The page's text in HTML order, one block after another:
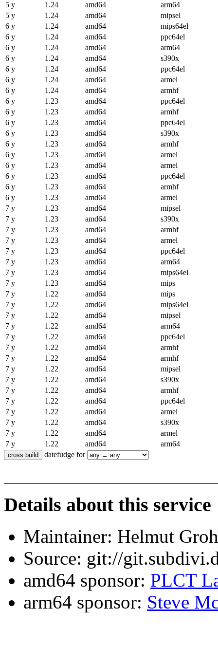
5 y
1.24 amd64
arm64
5 y
1.24 amd64
mipsel
6 y
1.24 amd64
mips64el
6 y
1.24 amd64
ppc64el
6 y
1.24 amd64
arm64
6 y
1.24 amd64
s390x
6 y
1.24 amd64
ppc64el
6 y
1.24 amd64
armel
6 y
1.24 amd64
armhf
6 y
1.23 amd64
ppc64el
6 y
1.23 amd64
armhf
6 y
1.23 amd64
ppc64el
6 y
1.23 amd64
s390x
6 y
1.23 amd64
armhf
6 y
1.23 amd64
armel
6 y
1.23 amd64
armel
6 y
1.23 amd64
ppc64el
6 y
1.23 amd64
armhf
6 y
1.23 amd64
armel
7 y
1.23 amd64
mipsel
7 y
1.23 amd64
s390x
7 y
1.23 amd64
armhf
7 y
1.23 amd64
armel
7 y
1.23 amd64
ppc64el
7 y
1.23 amd64
arm64
7 y
1.23 amd64
mips64el
7 y
1.23 amd64
mips
7 y
1.22 amd64
mips
7 y
1.22 amd64
mips64el
7 y
1.22 amd64
mipsel
7 y
1.22 amd64
arm64
7 y
1.22 amd64
ppc64el
7 y
1.22 amd64
armhf
7 y
1.22 amd64
armhf
7 y
1.22 amd64
mipsel
7 y
1.22 amd64
s390x
7 y
1.22 amd64
armhf
7 y
1.22 amd64
ppc64el
7 y
1.22 amd64
armel
7 y
1.22 amd64
s390x
7 y
1.22 amd64
armel
7 y
1.22 amd64
arm64
datefudge for
Details about this service
Maintainer: Helmut
Source: git://
amd64 sponsor: PLCT
arm64 sponsor: Steve